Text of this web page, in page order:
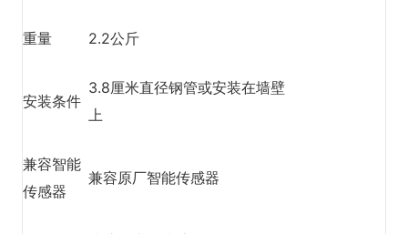
重量 2.2公斤
安装条件
3.8厘米直径钢管或安装在墙壁
上
兼容智能
传感器
兼容原厂智能传感器